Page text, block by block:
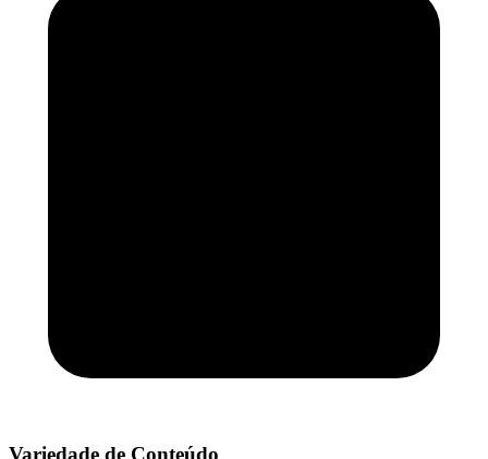
Variedade de Conteúdo